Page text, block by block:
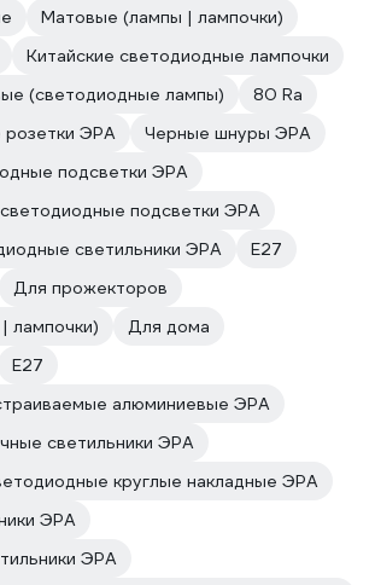
Матовые (лампы | лампочки)
Китайские светодиодные лампочки
(светодиодные лампы)
80 Ra
розетки ЭРА
Черные шнуры ЭРА
подсветки ЭРА
подсветки ЭРА
светильники ЭРА
Е27
Для прожекторов
лампочки)
Для дома
E27
алюминиевые ЭРА
светильники ЭРА
круглые накладные ЭРА
ЭРА
ЭРА